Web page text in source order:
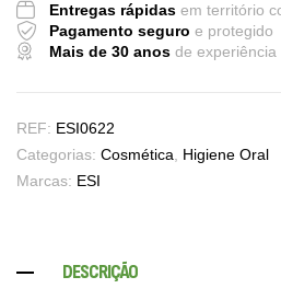
Entregas rápidas em território
Pagamento seguro e protegido
Mais de 30 anos de experiência
REF: ESI0622
Categorias: Cosmética
Higiene Oral
Marcas: ESI
DESCRIÇÃO